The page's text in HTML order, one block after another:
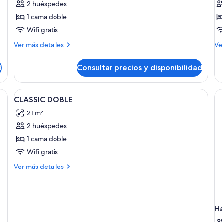
Habitación
clásica
doble
2 huéspedes
1 cama doble
Wifi gratis
Ver más detalles
Más
clásica
doble
Consultar precios y disponibilidad
con una cama grande, un banco, un escritorio y un espejo.
Abrir
todas
las
fotos
de
CLASSIC
DOBLE
Edredones de plumas, minibar, caja
4
CLASSIC DOBLE
21 m²
2 huéspedes
1 cama doble
Wifi gratis
Ver más detalles
Más